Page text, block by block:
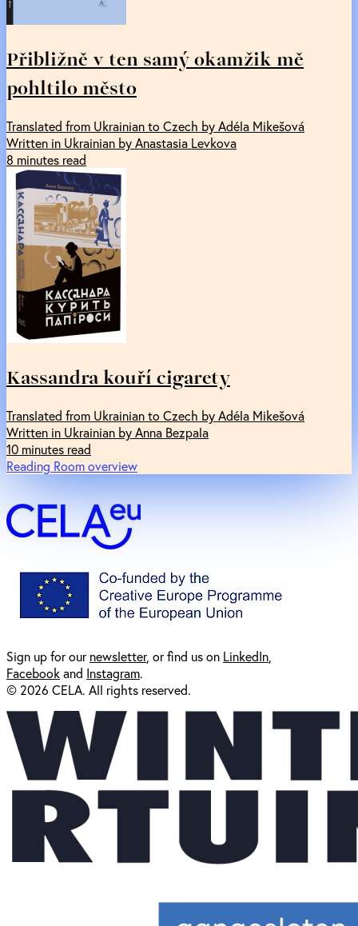
Přibližně v ten samý okamžik mě
pohltilo město
Translated from Ukrainian to Czech by Adéla Mikešová
Written in Ukrainian by Anastasia Levkova
8 minutes read
Kassandra kouří cigarety
Translated from Ukrainian to Czech by Adéla Mikešová
Written in Ukrainian by Anna Bezpala
10 minutes read
Reading Room overview
Sign up for ournewsletter, or find us on LinkedIn
Facebookand Instagram.
© 2026 CELA. All rights reserved.